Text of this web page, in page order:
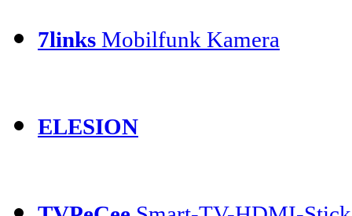
7links Mobilfunk Kamera
ELESION